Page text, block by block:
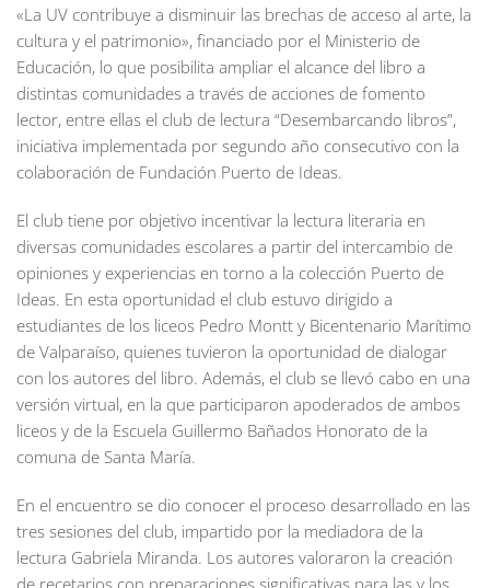
«La UV contribuye a disminuir las brechas de acceso al arte, la
cultura y el patrimonio», financiado por el Ministerio de
Educación, lo que posibilita ampliar el alcance del libro a
distintas comunidades a través de acciones de fomento
lector, entre ellas el club de lectura “Desembarcando libros”,
iniciativa implementada por segundo año consecutivo con la
colaboración de Fundación Puerto de Ideas.
El club tiene por objetivo incentivar la lectura literaria en
diversas comunidades escolares a partir del intercambio de
opiniones y experiencias en torno a la colección Puerto de
Ideas. En esta oportunidad el club estuvo dirigido a
estudiantes de los liceos Pedro Montt y Bicentenario Marítimo
de Valparaíso, quienes tuvieron la oportunidad de dialogar
con los autores del libro. Además, el club se llevó cabo en una
versión virtual, en la que participaron apoderados de ambos
liceos y de la Escuela Guillermo Bañados Honorato de la
comuna de Santa María.
En el encuentro se dio conocer el proceso desarrollado en las
tres sesiones del club, impartido por la mediadora de la
lectura Gabriela Miranda. Los autores valoraron la creación
de recetarios con preparaciones significativas para las y los